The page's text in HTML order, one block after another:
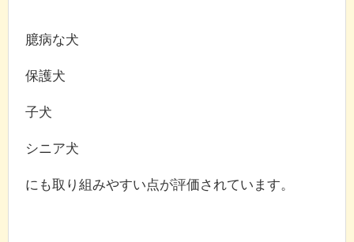
臆病な犬
保護犬
子犬
シニア犬
にも取り組みやすい点が評価されています。